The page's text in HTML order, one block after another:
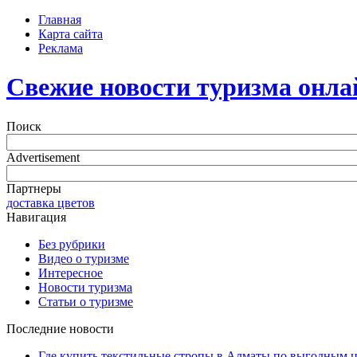
Главная
Карта сайта
Реклама
Свежие новости туризма
Поиск
Advertisement
Партнеры
доставка цветов
Навигация
Без рубрики
Видео о туризме
Интересное
Новости туризма
Статьи о туризме
Последние новости